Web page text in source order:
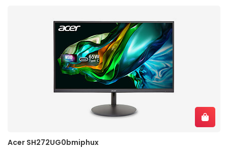
Acer SH272UG0bmiphux